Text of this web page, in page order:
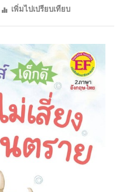
เพิ่มไปเปรียบเทียบ